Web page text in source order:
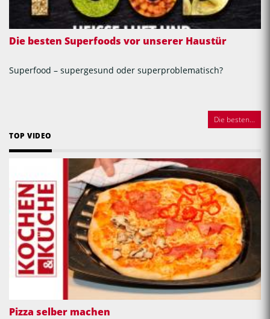
Die besten Superfoods vor unserer Haustür
Superfood – supergesund oder superproblematisch?
Die besten...
TOP VIDEO
Pizza selber machen